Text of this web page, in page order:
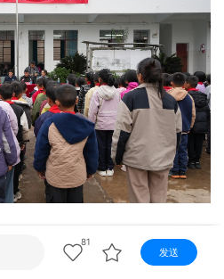
81
发送